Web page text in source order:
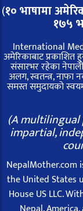
(१० भाषामा
१७५
International
अमेरिकाबाट प्रकाशित
संसारभर रहेका
अलग, स्वतन्त्र,
समस्त समुदायको
(A
impartial,
NepalMother.com
the United States
House US LLC.